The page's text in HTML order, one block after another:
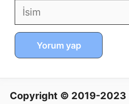
İsim
E-
posta
İnternet
sitesi
Copyright © 2019-2023